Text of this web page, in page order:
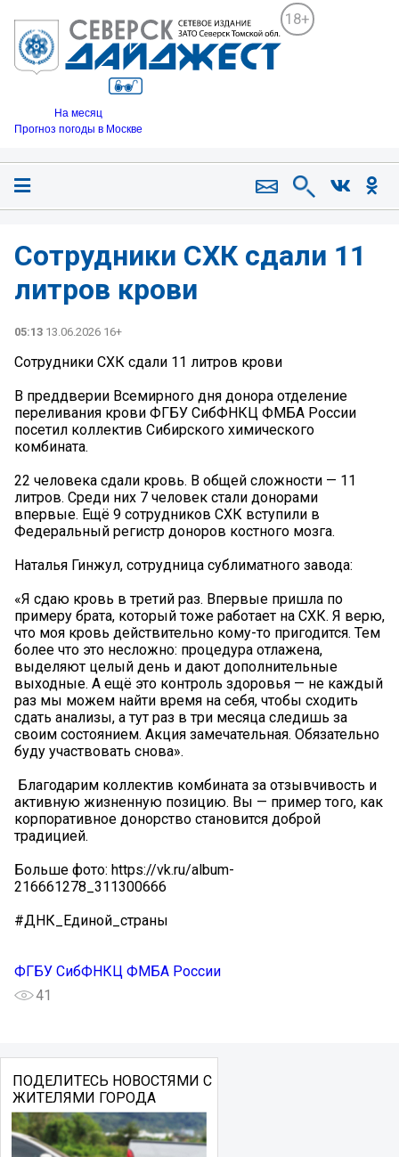
18+
На месяц
Прогноз погоды в Москве
Сотрудники СХК сдали 11
литров крови
05:13 13.06.2026 16+
Сотрудники СХК сдали 11 литров крови
В преддверии Всемирного дня донора отделение
переливания крови ФГБУ СибФНКЦ ФМБА России
посетил коллектив Сибирского химического
комбината.
22 человека сдали кровь. В общей сложности — 11
литров. Среди них 7 человек стали донорами
впервые. Ещё 9 сотрудников СХК вступили в
Федеральный регистр доноров костного мозга.
Наталья Гинжул, сотрудница сублиматного завода:
«Я сдаю кровь в третий раз. Впервые пришла по
примеру брата, который тоже работает на СХК. Я верю,
что моя кровь действительно кому-то пригодится. Тем
более что это несложно: процедура отлажена,
выделяют целый день и дают дополнительные
выходные. А ещё это контроль здоровья — не каждый
раз мы можем найти время на себя, чтобы сходить
сдать анализы, а тут раз в три месяца следишь за
своим состоянием. Акция замечательная. Обязательно
буду участвовать снова».
️ Благодарим коллектив комбината за отзывчивость и
активную жизненную позицию. Вы — пример того, как
корпоративное донорство становится доброй
традицией.
Больше фото: https://vk.ru/album-
216661278_311300666
#ДНК_Единой_страны
ФГБУ СибФНКЦ ФМБА России
41
ПОДЕЛИТЕСЬ НОВОСТЯМИ С
ЖИТЕЛЯМИ ГОРОДА